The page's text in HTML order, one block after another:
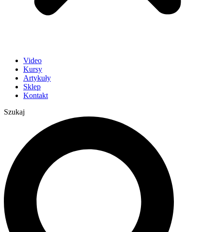
Video
Kursy
Artykuły
Sklep
Kontakt
Szukaj